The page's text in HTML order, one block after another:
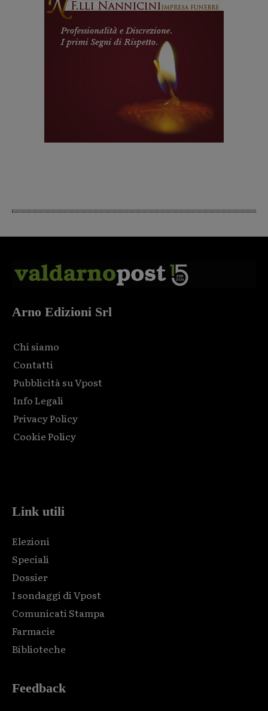
Arno Edizioni Srl
Chi siamo
Contatti
Pubblicità su Vpost
Info Legali
Privacy Policy
Cookie Policy
Link utili
Elezioni
Speciali
Dossier
I sondaggi di Vpost
Comunicati Stampa
Farmacie
Biblioteche
Feedback